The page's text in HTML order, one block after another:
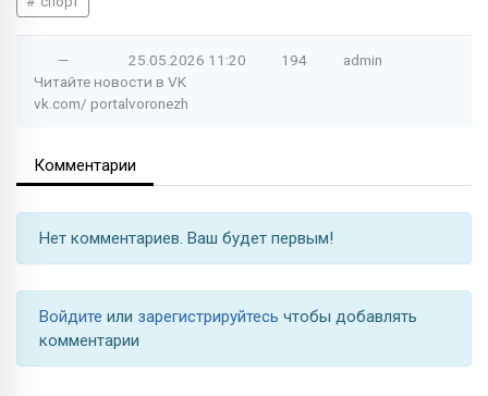
— 25.05.2026 11:20 194
admin
Читайте новости в VK
vk.com/ portalvoronezh
Комментарии
Нет комментариев. Ваш будет первым!
Войдите или зарегистрируйтесь чтобы добавлять
комментарии